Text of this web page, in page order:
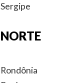
Sergipe
NORTE
Rondônia